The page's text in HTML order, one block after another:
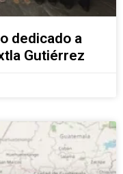
dedicado a
Gutiérrez